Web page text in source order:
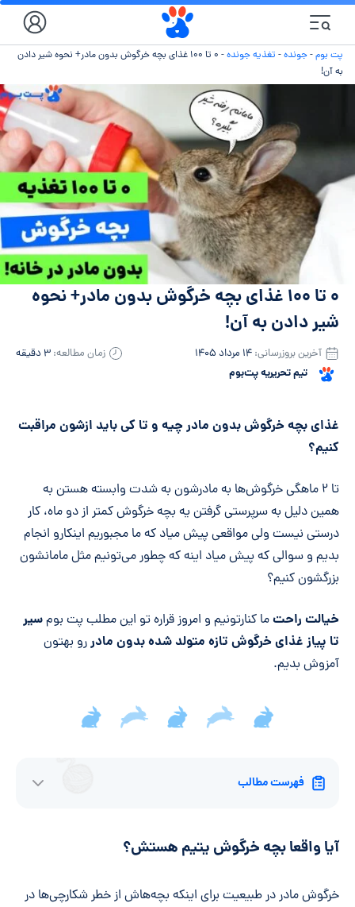
پت بوم-جونده- تغذیه جونده-
۰ تا ۱۰۰ غذای بچه خرگوش بدون مادر+ نحوه شیر دادن
به آن!
۰ تا ۱۰۰ غذای بچه خرگوش بدون مادر+ نحوه
شیر دادن به آن!
تیم تحریریه پت‌بوم
آخرین بروزرسانی: ۱۴ مرداد ۱۴۰۵ زمان مطالعه: ۳ دقیقه
خلاصه مقاله
غذای بچه خرگوش بدون مادر چیه و تا کی باید ازشون مراقبت
کنیم؟
تا ۲ ماهگی خرگوش‌ها به مادرشون به شدت وابسته هستن به
همین دلیل به سرپرستی گرفتن یه بچه خرگوش کمتر از دو ماه، کار
درستی نیست ولی مواقعی پیش میاد که ما مجبوریم اینکارو انجام
بدیم و سوالی که پیش میاد اینه که چطور می‌تونیم مثل مامانشون
بزرگشون کنیم؟
خیالت راحتما کنارتونیم و امروز قراره تو این مطلب پت بومسیر
تا پیاز غذای خرگوش تازه متولد شده بدون مادررو بهتون
آمزوش بدیم.
فهرست مطالب
آیا واقعا بچه خرگوش یتیم هستش؟
خرگوش مادر در طبیعیت برای اینکه بچه‌هاش از خطر شکارچی‌ها در